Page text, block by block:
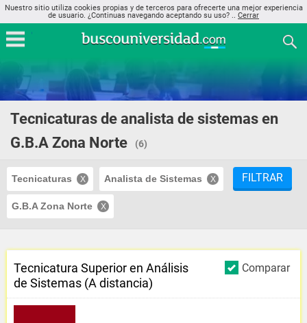
Nuestro sitio utiliza cookies propias y de terceros para ofrecerte una mejor experiencia
de usuario. ¿Continuas navegando aceptando su uso? .. Cerrar
Tecnicaturas de analista de sistemas en
G.B.A Zona Norte
(6)
Tecnicaturas Analista de Sistemas
G.B.A Zona Norte
FILTRAR
Comparar
Tecnicatura Superior en Análisis
de Sistemas (A distancia)